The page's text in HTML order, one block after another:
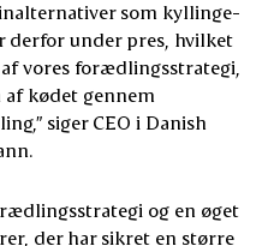
som kyllinge-
derfor under pres, hvilket
vores forædlingsstrategi,
kødet gennem
siger CEO i Danish
og en øget
der har sikret en større